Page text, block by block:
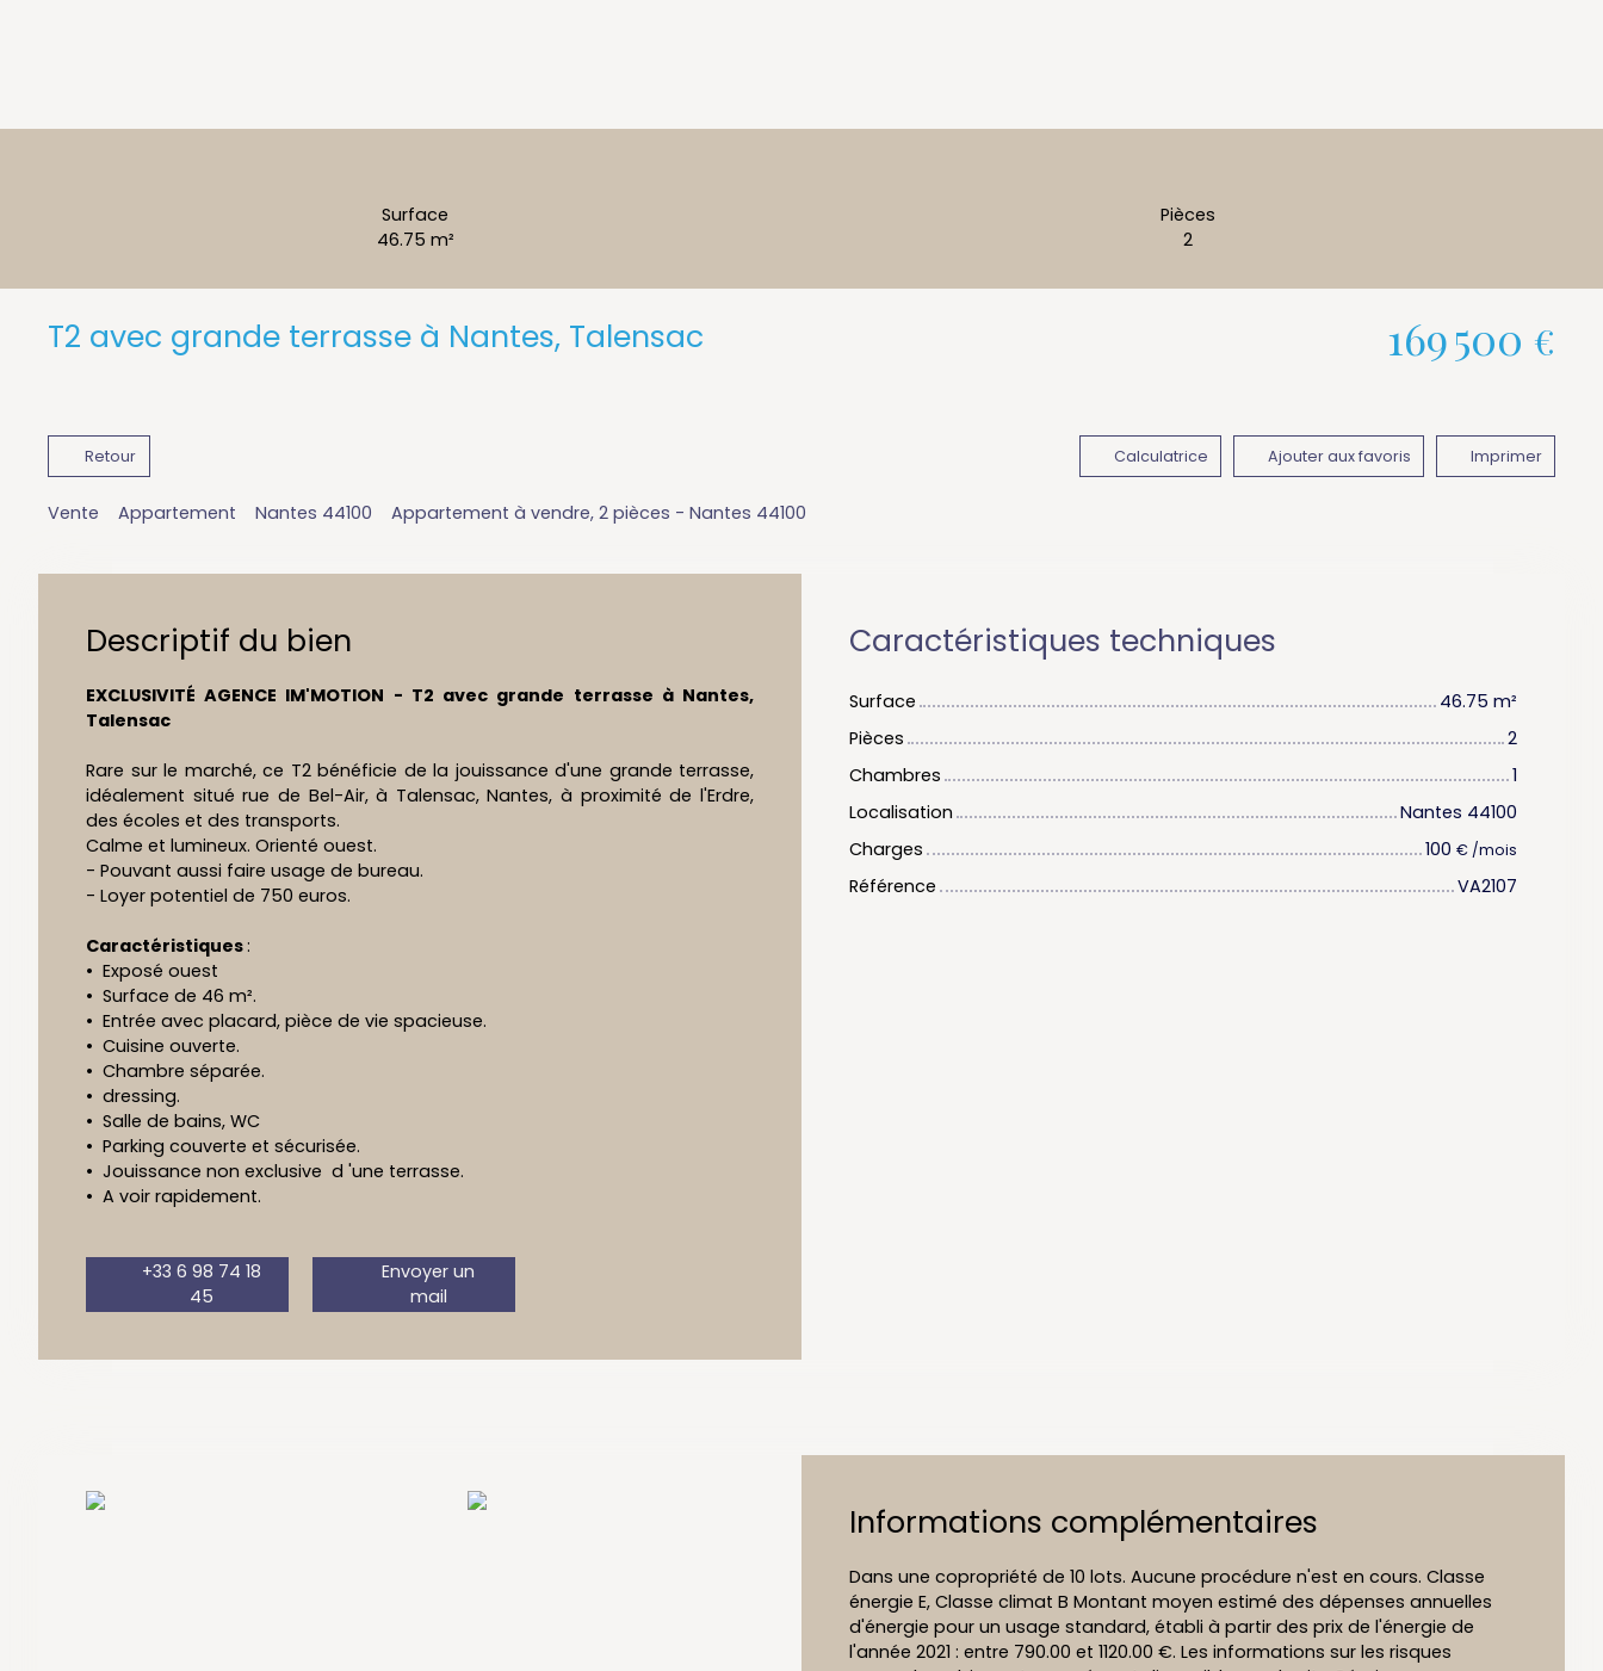
Surface
46.75 m²
Pièces
2
T2 avec grande terrasse à Nantes, Talensac 169 500 €
Retour Calculatrice Ajouter aux favoris Imprimer
Vente Appartement Nantes 44100 Appartement à vendre, 2 pièces - Nantes 44100
Descriptif du bien
EXCLUSIVITÉ AGENCE IM'MOTION - T2 avec grande terrasse à Nantes,
Talensac
Rare sur le marché, ce T2 bénéficie de la jouissance d'une grande terrasse,
idéalement situé rue de Bel-Air, à Talensac, Nantes, à proximité de l'Erdre,
des écoles et des transports.
Calme et lumineux. Orienté ouest.
- Pouvant aussi faire usage de bureau.
- Loyer potentiel de 750 euros.
Caractéristiques:
Exposé ouest
Surface de 46 m².
Entrée avec placard, pièce de vie spacieuse.
Cuisine ouverte.
Chambre séparée.
dressing.
Salle de bains, WC
Parking couverte et sécurisée.
Jouissance non exclusive d 'une terrasse.
A voir rapidement.
+33 6 98 74 18
45
Envoyer un
mail
Caractéristiques techniques
Surface 46.75 m²
Pièces
2
Chambres
1
Localisation
Nantes 44100
Charges
100 € /mois
Référence VA2107
Informations complémentaires
Dans une copropriété de 10 lots. Aucune procédure n'est en cours. Classe
énergie E, Classe climat B Montant moyen estimé des dépenses annuelles
d'énergie pour un usage standard, établi à partir des prix de l'énergie de
l'année 2021 : entre 790.00 et 1120.00 €. Les informations sur les risques